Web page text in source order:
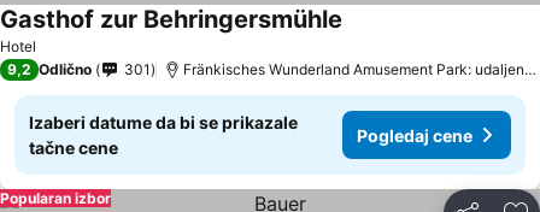
Hotel
Gasthof zur Behringersmühle
9,2 Odlično 301 Fränkisches Wunderland Amusement Park: udaljenost 16.9 km
Izaberi datume da bi se prikazale
tačne cene
Pogledaj cene
Popularan izbor